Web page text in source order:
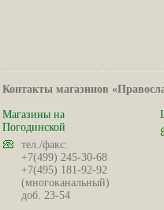
Контакты магазинов
Магазины на
Погодинской
тел./факс:
+7(499) 245-30-68
+7(495) 181-92-92
(многоканальный)
доб. 23-54